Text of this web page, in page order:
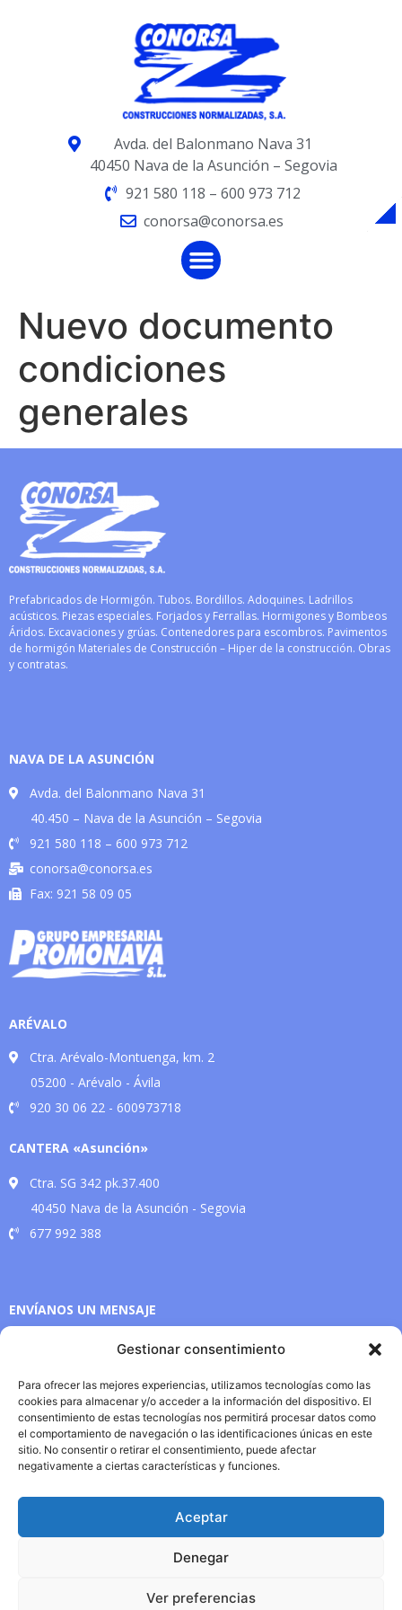
Gestionar consentimiento
Para ofrecer las mejores experiencias, utilizamos tecnologías como las
cookies para almacenar y/o acceder a la información del dispositivo. El
consentimiento de estas tecnologías nos permitirá procesar datos como
el comportamiento de navegación o las identificaciones únicas en este
sitio. No consentir o retirar el consentimiento, puede afectar
negativamente a ciertas características y funciones.
Aceptar
Denegar
Ver preferencias
Avda. del Balonmano Nava 31
40450 Nava de la Asunción – Segovia
921 580 118 – 600 973 712
conorsa@conorsa.es
Nuevo documento
condiciones
generales
Prefabricados de Hormigón. Tubos. Bordillos. Adoquines. Ladrillos
acústicos. Piezas especiales. Forjados y Ferrallas. Hormigones y Bombeos
Áridos. Excavaciones y grúas. Contenedores para escombros. Pavimentos
de hormigón Materiales de Construcción – Hiper de la construcción. Obras
y contratas.
NAVA DE LA ASUNCIÓN
Avda. del Balonmano Nava 31
40.450 – Nava de la Asunción – Segovia
921 580 118 – 600 973 712
conorsa@conorsa.es
Fax: 921 58 09 05
ARÉVALO
Ctra. Arévalo-Montuenga, km. 2
05200 - Arévalo - Ávila
920 30 06 22 - 600973718
CANTERA «Asunción»
Ctra. SG 342 pk.37.400
40450 Nava de la Asunción - Segovia
677 992 388
ENVÍANOS UN MENSAJE